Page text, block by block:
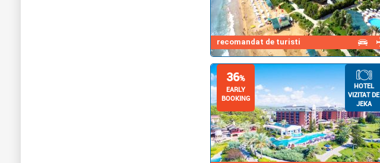
recomandat de turisti
36%
EARLY
BOOKING
HOTEL
VIZITAT DE
JEKA